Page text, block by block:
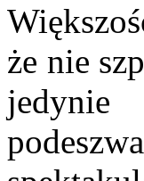
że nie
jedynie